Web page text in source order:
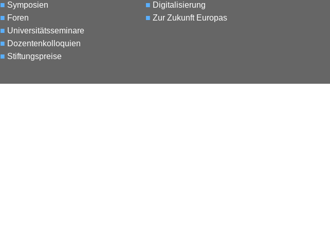
■ Symposien
■ Foren
■ Universitätsseminare
■ Dozentenkolloquien
■ Stiftungspreise
■ Digitalisierung
■ Zur Zukunft Europas